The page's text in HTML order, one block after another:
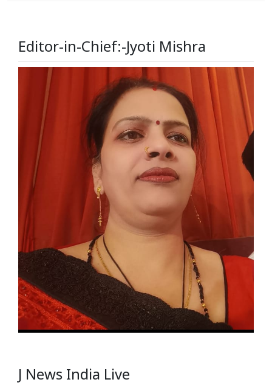
Editor-in-Chief:-Jyoti Mishra
J News India Live